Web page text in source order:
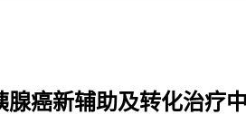
癌新辅助及转化治疗